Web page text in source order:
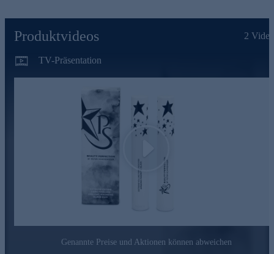
Produktvideos 2
TV-Präsentation
Genannte Preise und Aktionen können abweichen